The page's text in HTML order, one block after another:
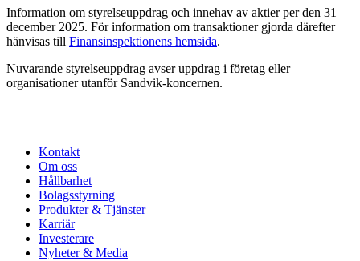
Information om styrelseuppdrag och innehav av aktier per den 31
december 2025. För information om transaktioner gjorda därefter
hänvisas till Finansinspektionens hemsida.
Nuvarande styrelseuppdrag avser uppdrag i företag eller
organisationer utanför Sandvik-koncernen.
Kontakt
Om oss
Hållbarhet
Bolagsstyrning
Produkter & Tjänster
Karriär
Investerare
Nyheter & Media